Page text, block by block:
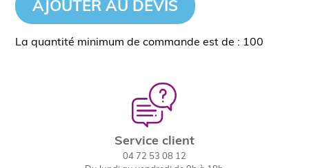
AJOUTER AU DEVIS
La quantité minimum de commande est de : 100
Service client
04 72 53 08 12